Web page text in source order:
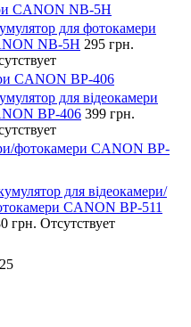
CANON NB-5H
для фотокамери
NB-5H 295 грн.
CANON BP-406
для відеокамери
BP-406 399 грн.
фотокамери CANON BP-
для відеокамери/
CANON BP-511
грн. Отсутствует